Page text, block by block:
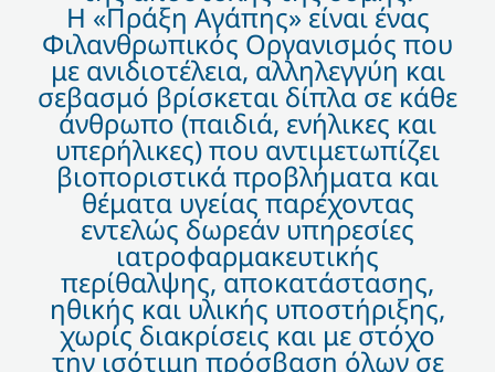
Η «Πράξη Αγάπης» είναι ένας
Φιλανθρωπικός Οργανισμός που
με ανιδιοτέλεια, αλληλεγγύη και
σεβασμό βρίσκεται δίπλα σε κάθε
άνθρωπο (παιδιά, ενήλικες και
υπερήλικες) που αντιμετωπίζει
βιοποριστικά προβλήματα και
θέματα υγείας παρέχοντας
εντελώς δωρεάν υπηρεσίες
ιατροφαρμακευτικής
περίθαλψης, αποκατάστασης,
ηθικής και υλικής υποστήριξης,
χωρίς διακρίσεις και με στόχο
την ισότιμη πρόσβαση όλων σε